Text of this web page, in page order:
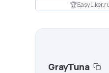
GrayTuna